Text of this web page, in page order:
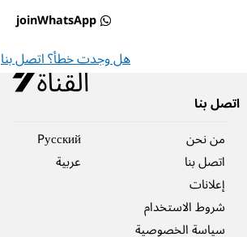
joinWhatsApp
هل وجدت خطأ؟ اتصل بنا
اتصل بنا
من نحن
اتصل بنا
إعلانات
شروط الاستخدام
سياسة الخصوصية
Pусский
عربية